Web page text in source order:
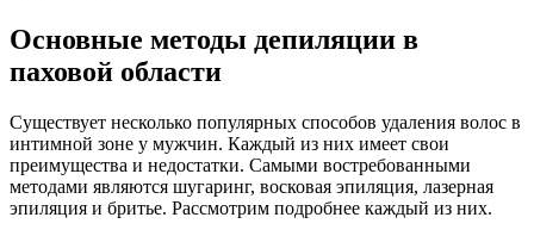
Основные методы депиляции в
паховой области
Существует несколько популярных способов удаления волос в
интимной зоне у мужчин. Каждый из них имеет свои
преимущества и недостатки. Самыми востребованными
методами являются шугаринг, восковая эпиляция, лазерная
эпиляция и бритье. Рассмотрим подробнее каждый из них.